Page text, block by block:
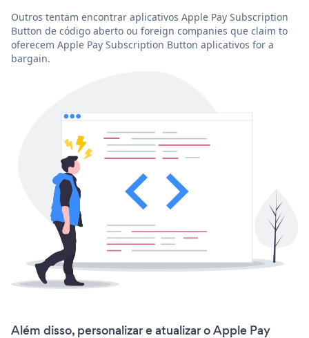
Outros tentam encontrar aplicativos Apple Pay Subscription
Button de código aberto ou foreign companies que claim to
oferecem Apple Pay Subscription Button aplicativos for a
bargain.
Além disso, personalizar e atualizar o Apple Pay